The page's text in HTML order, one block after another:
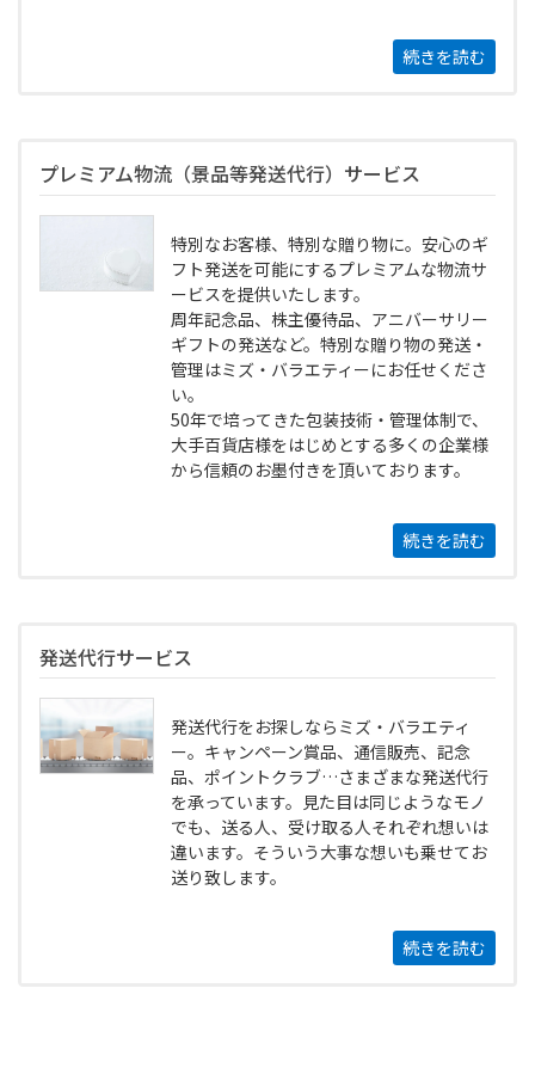
続きを読む
プレミアム物流（景品等発送代行）サービス
特別なお客様、特別な贈り物に。安心のギ
フト発送を可能にするプレミアムな物流サ
ービスを提供いたします。
周年記念品、株主優待品、アニバーサリー
ギフトの発送など。特別な贈り物の発送・
管理はミズ・バラエティーにお任せくださ
い。
50年で培ってきた包装技術・管理体制で、
大手百貨店様をはじめとする多くの企業様
から信頼のお墨付きを頂いております。
続きを読む
発送代行サービス
発送代行をお探しならミズ・バラエティ
ー。キャンペーン賞品、通信販売、記念
品、ポイントクラブ…さまざまな発送代行
を承っています。見た目は同じようなモノ
でも、送る人、受け取る人それぞれ想いは
違います。そういう大事な想いも乗せてお
送り致します。
続きを読む